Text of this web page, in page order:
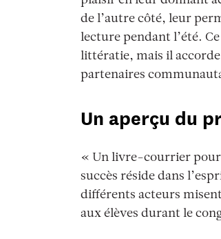
de l’autre côté, leur
lecture pendant l’été.
littératie, mais il
partenaires
Un aperçu du
« Un livre-courrier pour
succès réside dans
différents acteurs
aux élèves durant le